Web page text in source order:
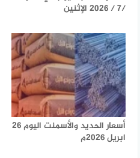
/7 / 2026 الإثنين
أسعار الحديد والأسمنت اليوم 26
ابريل 2026م